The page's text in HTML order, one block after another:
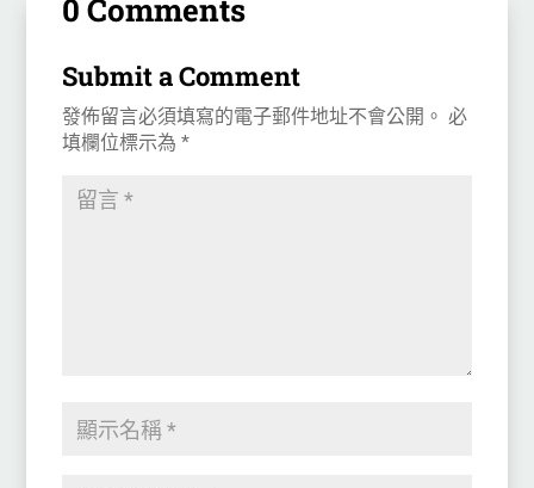
0 Comments
Submit a Comment
發佈留言必須填寫的電子郵件地址不會公開。 必
填欄位標示為*